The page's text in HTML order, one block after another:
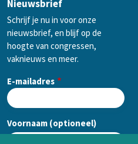
Nieuwsbrief
Schrijf je nu in voor onze
nieuwsbrief, en blijf op de
hoogte van congressen,
vaknieuws en meer.
E-mailadres
Voornaam (optioneel)